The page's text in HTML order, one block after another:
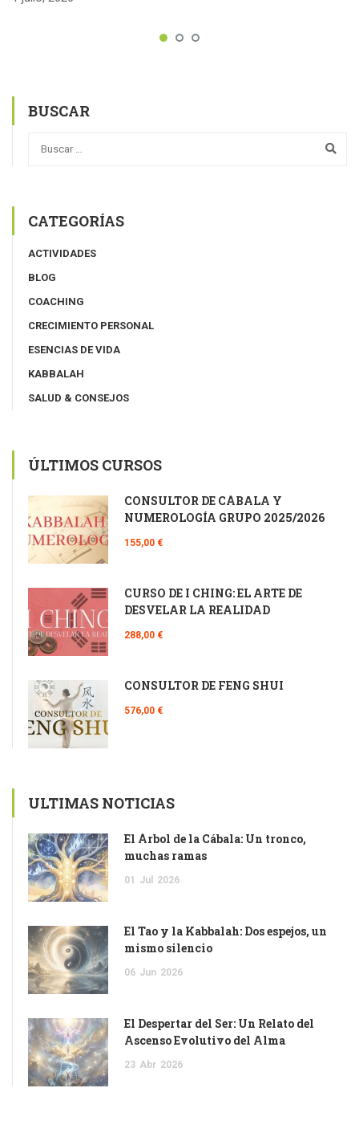
BUSCAR
CATEGORÍAS
ACTIVIDADES
BLOG
COACHING
CRECIMIENTO PERSONAL
ESENCIAS DE VIDA
KABBALAH
SALUD & CONSEJOS
ÚLTIMOS CURSOS
CONSULTOR DE CÁBALA Y
NUMEROLOGÍA GRUPO 2025/2026
155,00 €
CURSO DE I CHING: EL ARTE DE
DESVELAR LA REALIDAD
288,00 €
CONSULTOR DE FENG SHUI
576,00 €
ULTIMAS NOTICIAS
El Árbol de la Cábala: Un tronco,
muchas ramas
01 Jul 2026
El Tao y la Kabbalah: Dos espejos, un
mismo silencio
06 Jun 2026
El Despertar del Ser: Un Relato del
Ascenso Evolutivo del Alma
23 Abr 2026